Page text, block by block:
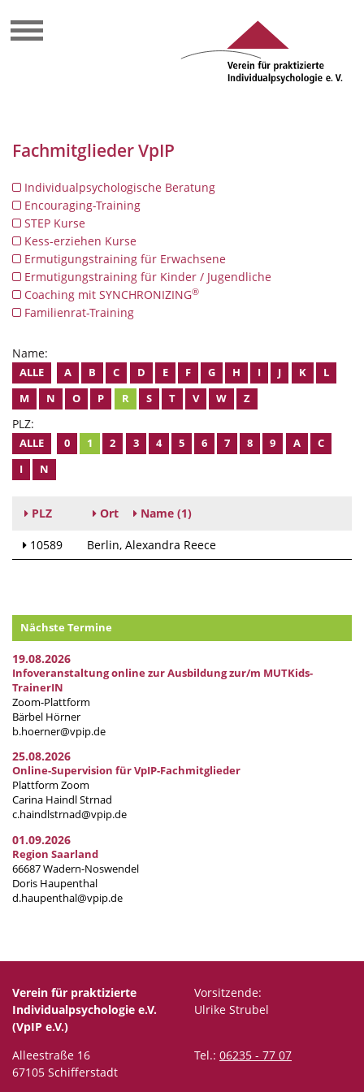
Fachmitglieder VpIP
Individualpsychologische Beratung
Encouraging-Training
STEP Kurse
Kess-erziehen Kurse
Ermutigungstraining für Erwachsene
Ermutigungstraining für Kinder / Jugendliche
Coaching mit SYNCHRONIZING®
Familienrat-Training
Name:
ALLE A B C D E F G H I J K
L
M
N O P R S T V W Z
PLZ:
ALLE 0 1 2 3 4 5 6 7 8 9 A
C
I
N
PLZ Ort Name (1)
10589 Berlin Alexandra Reece
Nächste Termine
19.08.2026
Infoveranstaltung online zur Ausbildung zur/m MUTKids-
TrainerIN
Zoom-Plattform
Bärbel Hörner
b.hoerner@vpip.de
25.08.2026
Online-Supervision für VpIP-Fachmitglieder
Plattform Zoom
Carina Haindl Strnad
c.haindlstrnad@vpip.de
01.09.2026
Region Saarland
66687 Wadern-Noswendel
Doris Haupenthal
d.haupenthal@vpip.de
Verein für praktizierte
Individualpsychologie e.V.
(VpIP e.V.)
Vorsitzende:
Ulrike Strubel
Alleestraße 16
67105 Schifferstadt
Tel.: 06235 - 77 07